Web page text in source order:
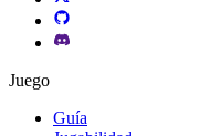
Juego
Guía